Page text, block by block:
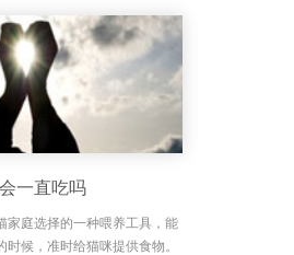
一直吃吗
家庭选择的一种喂养工具，能
候，准时给猫咪提供食物。